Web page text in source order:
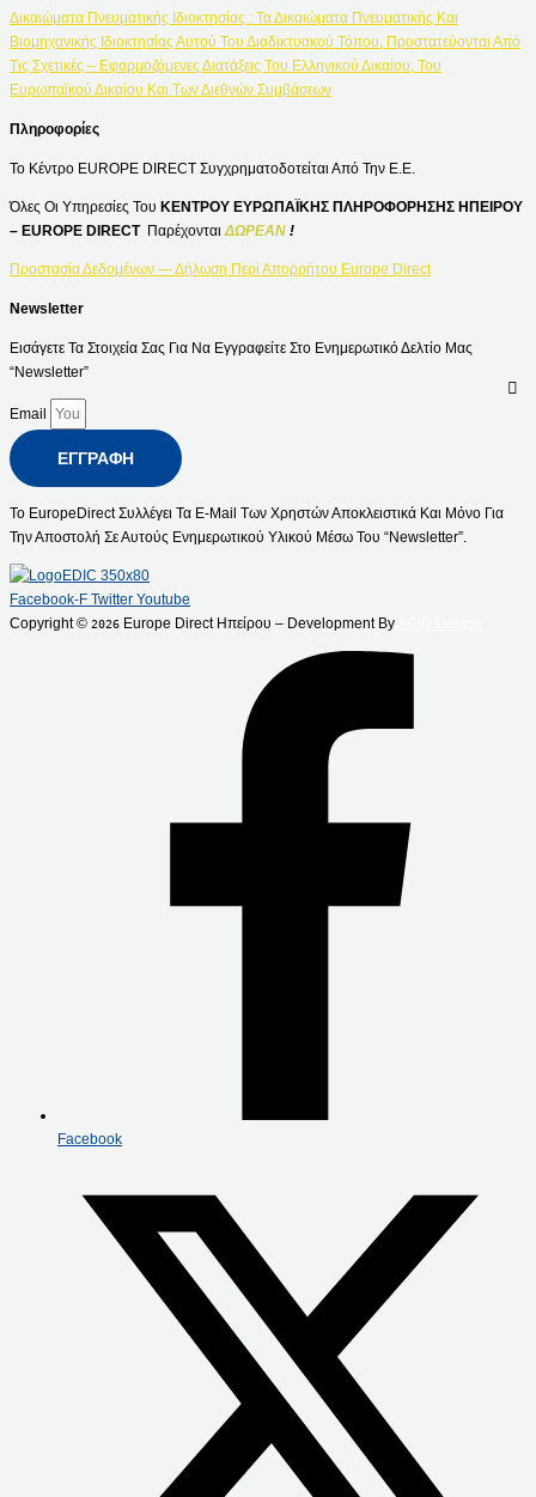
Δικαιώματα Πνευματικής Ιδιοκτησίας : Τα Δικαιώματα Πνευματικής Και
Βιομηχανικής Ιδιοκτησίας Αυτού Του Διαδικτυακού Τόπου, Προστατεύονται Από
Τις Σχετικές – Εφαρμοζόμενες Διατάξεις Του Ελληνικού Δικαίου, Του
Ευρωπαϊκού Δικαίου Και Των Διεθνών Συμβάσεων
Πληροφορίες
Το Κέντρο EUROPE DIRECT Συγχρηματοδοτείται Από Την Ε.Ε.
Όλες Οι Υπηρεσίες Του ΚΕΝΤΡΟΥ ΕΥΡΩΠΑΪΚΗΣ ΠΛΗΡΟΦΟΡΗΣΗΣ ΗΠΕΙΡΟΥ
– EUROPE DIRECT Παρέχονται ΔΩΡΕΑΝ !
Προστασία Δεδομένων — Δήλωση Περί Απορρήτου Europe Direct
Newsletter
Εισάγετε Τα Στοιχεία Σας Για Να Εγγραφείτε Στο Ενημερωτικό Δελτίο Μας
“Newsletter”
Email
ΕΓΓΡΑΦΉ
Το EuropeDirect Συλλέγει Τα E-Mail Των Χρηστών Αποκλειστικά Και Μόνο Για
Την Αποστολή Σε Αυτούς Ενημερωτικού Υλικού Μέσω Του “Newsletter”.
Facebook-F Twitter Youtube
Copyright © 2026 Europe Direct Ηπείρου – Development By
Facebook